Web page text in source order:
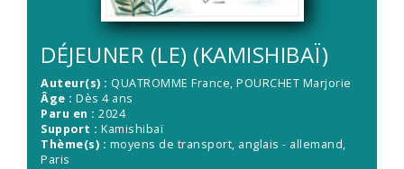
DÉJEUNER (LE) (KAMISHIBAÏ)
Auteur(s) : QUATROMME France, POURCHET Marjorie
Âge : Dès 4 ans
Paru en : 2024
Support : Kamishibaï
Thème(s) : moyens de transport, anglais - allemand,
Paris